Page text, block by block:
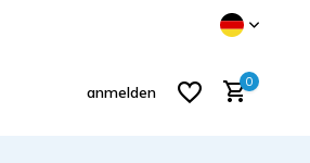
die Pfeile nach oben und unten, um
anmelden
0